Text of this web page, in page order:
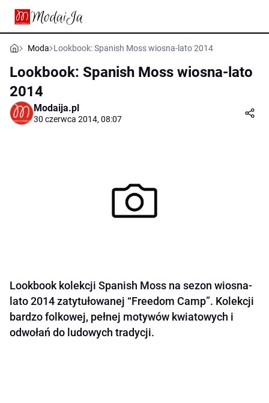
Moda Lookbook: Spanish Moss wiosna-lato 2014
Lookbook: Spanish Moss wiosna-lato
2014
Modaija.pl
30 czerwca 2014, 08:07
Lookbook kolekcji Spanish Moss na sezon wiosna-
lato 2014 zatytułowanej “Freedom Camp”. Kolekcji
bardzo folkowej, pełnej motywów kwiatowych i
odwołań do ludowych tradycji.